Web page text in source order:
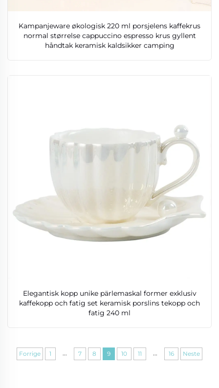
Kampanjeware økologisk 220 ml porsjelens kaffekrus
normal størrelse cappuccino espresso krus gyllent
håndtak keramisk kaldsikker camping
Elegantisk kopp unike pärlemaskal former exklusiv
kaffekopp och fatig set keramisk porslins tekopp och
fatig 240 ml
Forrige 1 ... 7 8 9 10 11 ... 16 Neste